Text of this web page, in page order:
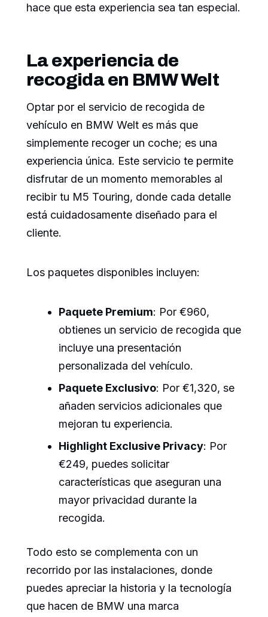
hace que esta experiencia sea tan especial.
La experiencia de
recogida en BMW Welt
Optar por el servicio de recogida de
vehículo en BMW Welt es más que
simplemente recoger un coche; es una
experiencia única. Este servicio te permite
disfrutar de un momento memorables al
recibir tu M5 Touring, donde cada detalle
está cuidadosamente diseñado para el
cliente.
Los paquetes disponibles incluyen:
Paquete Premium: Por €960,
obtienes un servicio de recogida que
incluye una presentación
personalizada del vehículo.
Paquete Exclusivo: Por €1,320, se
añaden servicios adicionales que
mejoran tu experiencia.
Highlight Exclusive Privacy: Por
€249, puedes solicitar
características que aseguran una
mayor privacidad durante la
recogida.
Todo esto se complementa con un
recorrido por las instalaciones, donde
puedes apreciar la historia y la tecnología
que hacen de BMW una marca